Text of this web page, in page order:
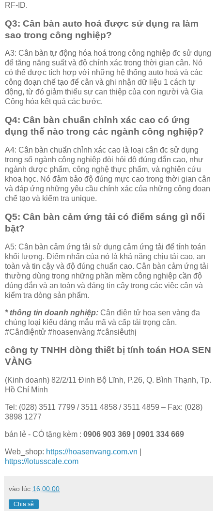
RF-ID.
Q3: Cân bàn auto hoá được sử dụng ra làm
sao trong công nghiệp?
A3: Cân bàn tự động hóa hoá trong công nghiệp đc sử dụng
để tăng năng suất và độ chính xác trong thời gian cân. Nó
có thể được tích hợp với những hệ thống auto hoá và các
công đoạn chế tạo để cân và ghi nhận dữ liệu 1 cách tự
động, từ đó giảm thiểu sự can thiệp của con người và Gia
Công hóa kết quả các bước.
Q4: Cân bàn chuẩn chỉnh xác cao có ứng
dụng thế nào trong các ngành công nghiệp?
A4: Cân bàn chuẩn chỉnh xác cao là loại cân đc sử dụng
trong số ngành công nghiệp đòi hỏi độ đúng đắn cao, như
ngành dược phẩm, công nghệ thực phẩm, và nghiên cứu
khoa học. Nó đảm bảo độ đúng mực cao trong thời gian cân
và đáp ứng những yêu cầu chính xác của những công đoạn
chế tạo và kiểm tra unique.
Q5: Cân bàn cảm ứng tải có điểm sáng gì nổi
bật?
A5: Cân bàn cảm ứng tải sử dụng cảm ứng tải để tính toán
khối lượng. Điểm nhấn của nó là khả năng chịu tải cao, an
toàn và tin cậy và độ đúng chuẩn cao. Cân bàn cảm ứng tải
thường dùng trong những phần mềm công nghiệp cần độ
đúng đắn và an toàn và đáng tin cậy trong các việc cân và
kiểm tra dòng sản phẩm.
* thông tin doanh nghiệp: Cân điện tử hoa sen vàng đa
chủng loại kiểu dáng mẫu mã và cấp tải trọng cân.
#Cânđiệntử #hoasenvàng #cânsiêuthị
công ty TNHH dòng thiết bị tính toán HOA SEN
VÀNG
(Kinh doanh) 82/2/11 Đinh Bộ Lĩnh, P.26, Q. Bình Thạnh, Tp.
Hồ Chí Minh
Tel: (028) 3511 7799 / 3511 4858 / 3511 4859 – Fax: (028)
3898 1277
bán lẻ - CÓ tặng kèm : 0906 903 369 | 0901 334 669
Web_shop: https://hoasenvang.com.vn
https://lotusscale.com
vào lúc 16:00:00
Chia sẻ